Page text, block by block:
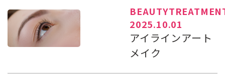
2025.10.01
アイラインアート
メイク